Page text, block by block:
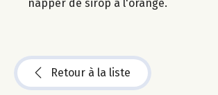
napper de sirop à l'orange.
Retour à la liste